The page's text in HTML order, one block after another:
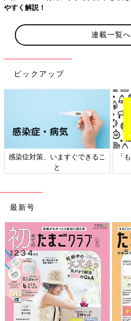
連載一覧へ
ピックアップ
日本外来小児科学会リーフレッ
ト検討会
六
最新号